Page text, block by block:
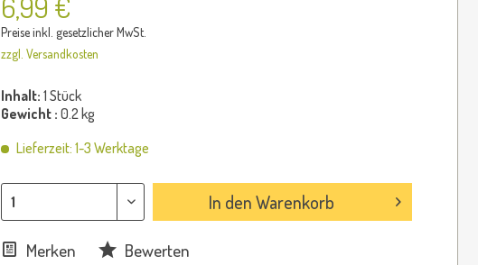
Preise inkl. gesetzlicher MwSt.
zzgl. Versandkosten
Inhalt: 1 Stück
Gewicht : 0.2 kg
Lieferzeit: 1-3 Werktage
In denWarenkorb
Merken Bewerten